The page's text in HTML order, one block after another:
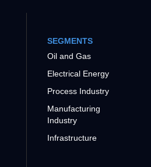
SEGMENTS
Oil and Gas
Electrical Energy
Process Industry
Manufacturing
Industry
Infrastructure